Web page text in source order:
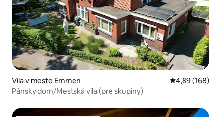
Vila v meste Emmen Priemerné
4,89 (168)
Pánsky dom/Mestská vila (pre skupiny)